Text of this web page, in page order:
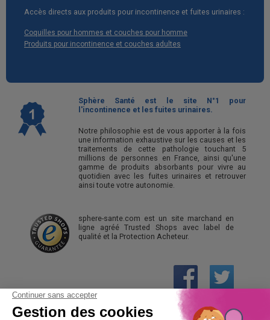
Accès directs aux produits pour incontinence et fuites urinaires :
Coquilles pour hommes et couches pour homme
Produits pour incontinence et couches adultes
Sphère Santé est le site N°1 pour
l'incontinence et les fuites urinaires.
Notre philosophie est de vous apporter à la fois
une information exhaustive sur les causes et les
traitements de cette pathologie touchant 5
millions de personnes en France, ainsi qu'une
gamme de produits absorbants pour vivre au
quotidien avec les fuites urinaires et retrouver
ainsi toute votre autonomie.
sphere-sante.com est un site marchand en
ligne agréé Trusted Shops avec label de
qualité et la Protection Acheteur.